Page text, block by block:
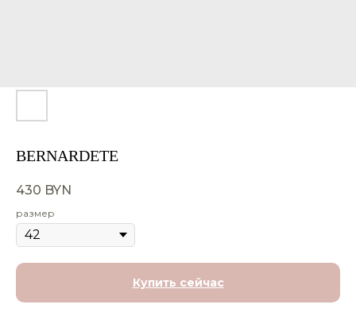
BERNARDETE
430 BYN
размер
Купить сейчас